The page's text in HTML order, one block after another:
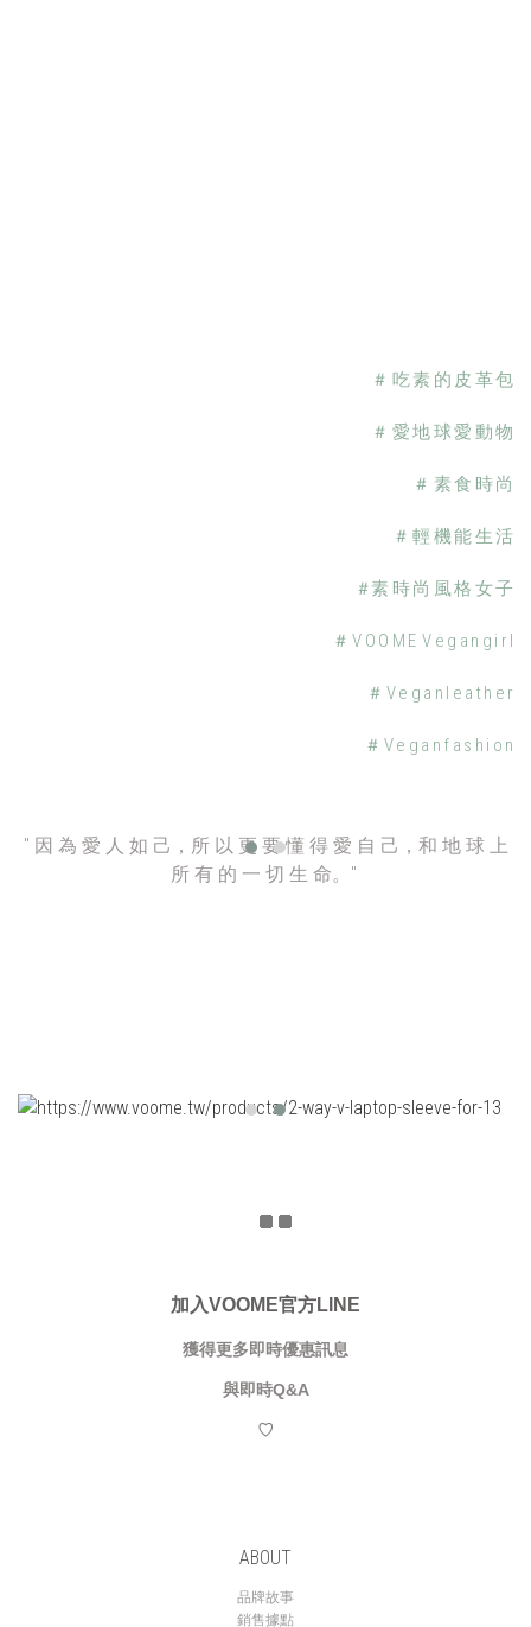
＃ 吃 素 的 皮 革 包
＃ 愛 地 球 愛 動 物
＃ 素 食 時 尚
＃ 輕 機 能 生 活
＃素 時 尚 風 格 女 子
＃ V O O M E V e g a n g i r l
＃ V e g a n l e a t h e r
＃ V e g a n f a s h i o n
" 因 為 愛 人 如 己，所 以 更 要 懂 得 愛 自 己，和 地 球 上
所 有 的 一 切 生 命。"
加入VOOME官方LINE
獲得更多即時優惠訊息
與即時Q&A
♡
ABOUT
品牌故事
銷售據點